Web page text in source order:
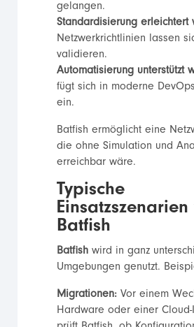
gelangen.
Standardisierung erleichtert
Netzwerkrichtlinien lassen
validieren.
Automatisierung unterstützt
fügt sich in moderne
ein.
Batfish ermöglicht eine
die ohne Simulation und
erreichbar wäre.
Typische
Einsatzszenarien
Batfish
Batfishwird in ganz
Umgebungen genutzt.
Migrationen:Vor einem
Hardware oder einer Cloud-